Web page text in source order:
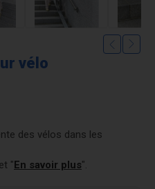
vélo
des vélos dans les
"En savoir plus".